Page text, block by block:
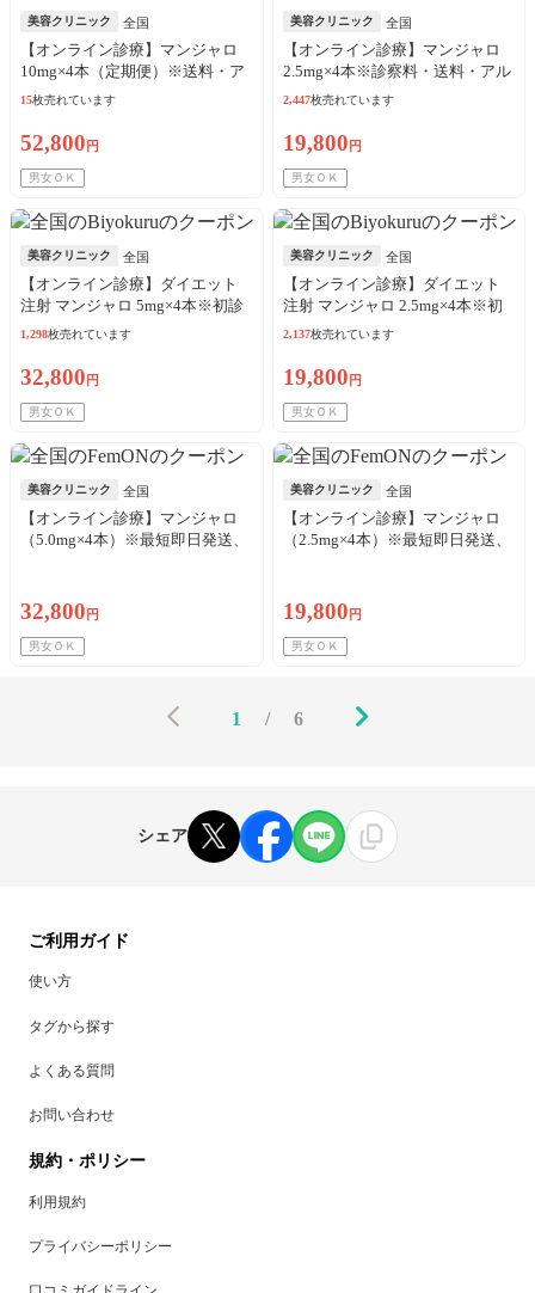
美容クリニック 全国
【オンライン診療】マンジャロ
10mg×4本（定期便）※送料・ア
ルコール綿・診察料込
15枚売れています
52,800 円
男女ＯＫ
美容クリニック 全国
【オンライン診療】マンジャロ
2.5mg×4本※診察料・送料・アル
コール綿代込
2,447枚売れています
19,800 円
男女ＯＫ
美容クリニック 全国
【オンライン診療】ダイエット
注射 マンジャロ 5mg×4本※初診
料・送料・針・アル綿込
1,298枚売れています
32,800 円
男女ＯＫ
美容クリニック 全国
【オンライン診療】ダイエット
注射 マンジャロ 2.5mg×4本※初
診料・送料・針・アル綿込
2,137枚売れています
19,800 円
男女ＯＫ
美容クリニック 全国
【オンライン診療】マンジャロ
（5.0mg×4本）※最短即日発送、
32,800 円
男女ＯＫ
美容クリニック 全国
【オンライン診療】マンジャロ
（2.5mg×4本）※最短即日発送、
19,800 円
男女ＯＫ
1 / 6
シェア
ご利用ガイド
使い方
タグから探す
よくある質問
お問い合わせ
規約・ポリシー
利用規約
プライバシーポリシー